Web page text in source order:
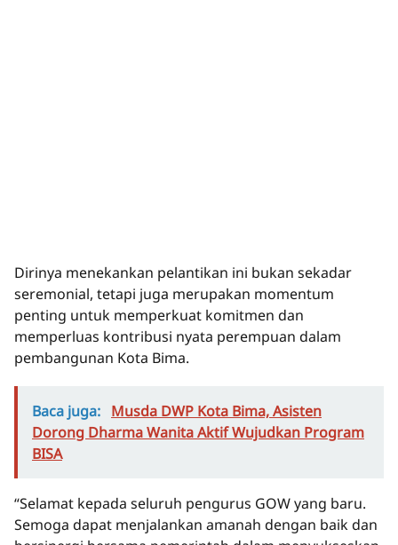
Dirinya menekankan pelantikan ini bukan sekadar
seremonial, tetapi juga merupakan momentum
penting untuk memperkuat komitmen dan
memperluas kontribusi nyata perempuan dalam
pembangunan Kota Bima.
Baca juga: Musda DWP Kota Bima, Asisten
Dorong Dharma Wanita Aktif Wujudkan Program
BISA
“Selamat kepada seluruh pengurus GOW yang baru.
Semoga dapat menjalankan amanah dengan baik dan